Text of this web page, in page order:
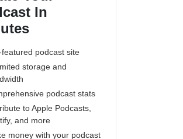
In
featured podcast site
storage and
podcast stats
to Apple Podcasts,
and more
money with your podcast